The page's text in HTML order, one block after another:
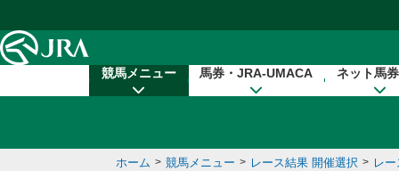
競馬メニュー 馬券・JRA-UMACA ネット馬
ホーム > 競馬メニュー > レース結果 開催選択 > レ